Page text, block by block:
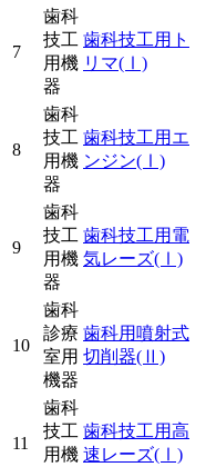
7
歯科
技工
用機
器
歯科技工用ト
リマ(Ⅰ)
8
歯科
技工
用機
器
歯科技工用エ
ンジン(Ⅰ)
9
歯科
技工
用機
器
歯科技工用電
気レーズ(Ⅰ)
10
歯科
診療
室用
機器
歯科用噴射式
切削器(Ⅱ)
11
歯科
技工
用機
歯科技工用高
速レーズ(Ⅰ)